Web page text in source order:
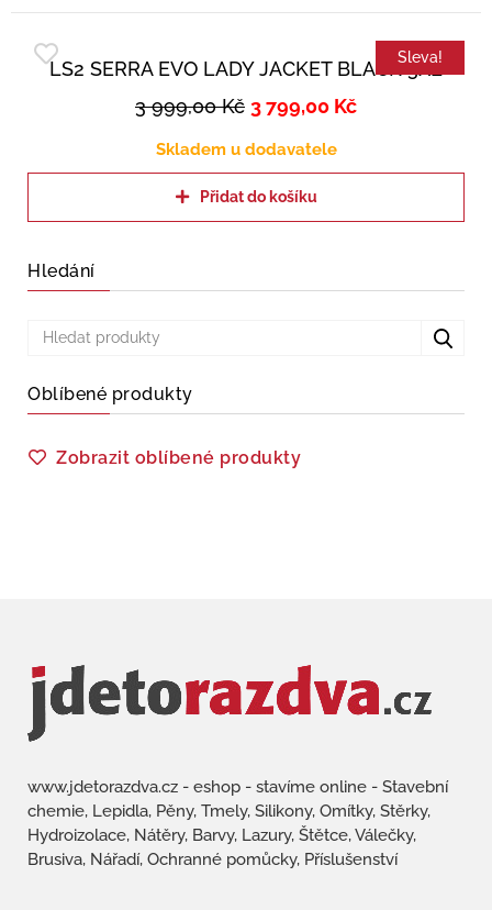
Sleva!
LS2 SERRA EVO LADY JACKET BLACK 3XL
3 999,00Kč 3 799,00 Kč
Skladem u dodavatele
Přidat do košíku
Hledání
Oblíbené produkty
Zobrazit oblíbené produkty
www.jdetorazdva.cz - eshop - stavíme online - Stavební
chemie, Lepidla, Pěny, Tmely, Silikony, Omítky, Stěrky,
Hydroizolace, Nátěry, Barvy, Lazury, Štětce, Válečky,
Brusiva, Nářadí, Ochranné pomůcky, Příslušenství